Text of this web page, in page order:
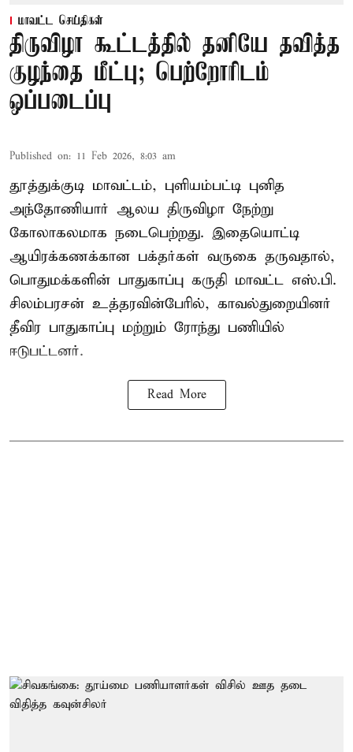
மாவட்ட செய்திகள்
திருவிழா கூட்டத்தில் தனியே தவித்த
குழந்தை மீட்பு; பெற்றோரிடம்
ஒப்படைப்பு
Published on: 11 Feb 2026, 8:03 am
தூத்துக்குடி மாவட்டம், புளியம்பட்டி புனித
அந்தோணியார் ஆலய திருவிழா நேற்று
கோலாகலமாக நடைபெற்றது. இதையொட்டி
ஆயிரக்கணக்கான பக்தர்கள் வருகை தருவதால்,
பொதுமக்களின் பாதுகாப்பு கருதி மாவட்ட எஸ்.பி.
சிலம்பரசன் உத்தரவின்பேரில், காவல்துறையினர்
தீவிர பாதுகாப்பு மற்றும் ரோந்து பணியில்
ஈடுபட்டனர்.
Read More